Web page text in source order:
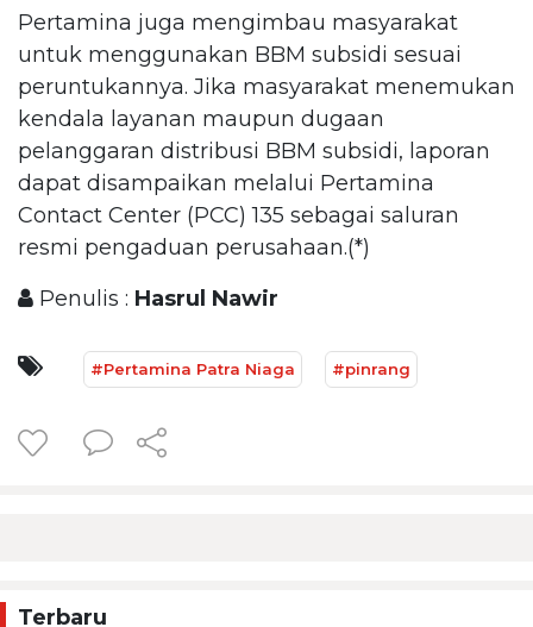
Pertamina juga mengimbau masyarakat
untuk menggunakan BBM subsidi sesuai
peruntukannya. Jika masyarakat menemukan
kendala layanan maupun dugaan
pelanggaran distribusi BBM subsidi, laporan
dapat disampaikan melalui Pertamina
Contact Center (PCC) 135 sebagai saluran
resmi pengaduan perusahaan.(*)
Penulis : Hasrul Nawir
#Pertamina Patra Niaga #pinrang
Terbaru